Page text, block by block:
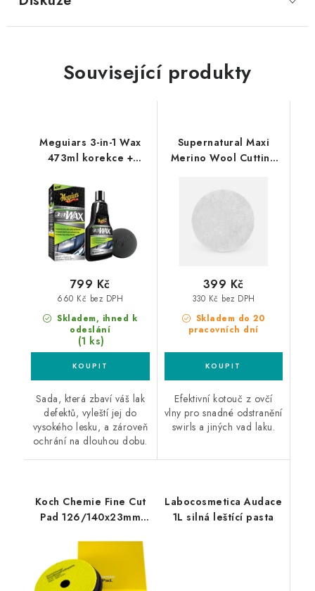
Související produkty
Meguiars 3-in-1 Wax
473ml korekce +
jediném kroku
Skladem, ihned k
odeslání
(1 ks)
660 Kč bez DPH
799 Kč
Sada, která zbaví váš lak
defektů, vyleští jej do
vysokého lesku, a zároveň
ochrání na dlouhou dobu.
Supernatural Maxi
Merino Wool Cutting
kotouč
Skladem do 20
pracovních dní
330 Kč bez DPH
399 Kč
Efektivní kotouč z ovčí
vlny pro snadné odstranění
swirls a jiných vad laku.
Koch Chemie Fine Cut
Pad 126/140x23mm
Labocosmetica Audace
1L silná leštící pasta